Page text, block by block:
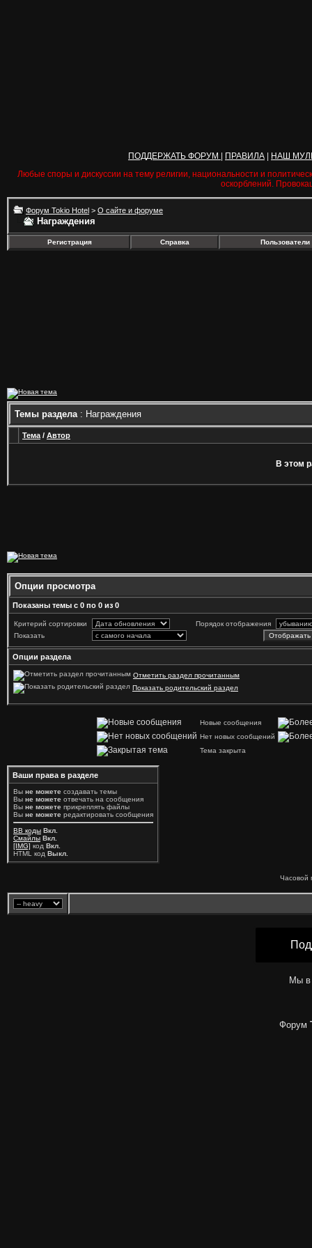
ПОДДЕРЖАТЬ ФОРУМ ПРАВИЛА
НАШ
Любые споры и дискуссии на тему религии, национальности и
оскорблений.
Форум Tokio Hotel > О сайте и форуме
Награждения
Регистрация Справка Пользователи
Темы раздела: Награждения
Тема / Автор
В этом
Опции просмотра
Показаны темы с 0 по 0 из 0
Критерий сортировки
Порядок отображения
Показать
Опции раздела
Отметить раздел прочитанным
Показать родительский раздел
Новые сообщения
Нет новых сообщений
Тема закрыта
Ваши права в разделе
Вы не можете создавать темы
Вы не можете отвечать на сообщения
Вы не можете прикреплять файлы
Вы не можете редактировать сообщения
BB коды Вкл.
Смайлы Вкл.
[IMG] код Вкл.
HTML код Выкл.
Часовой
Мы в
Форум